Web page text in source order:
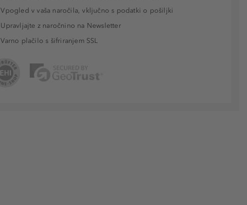
Vpogled v vaša naročila, vključno s podatki o pošiljki
Upravljajte z naročnino na Newsletter
Varno plačilo s šifriranjem SSL